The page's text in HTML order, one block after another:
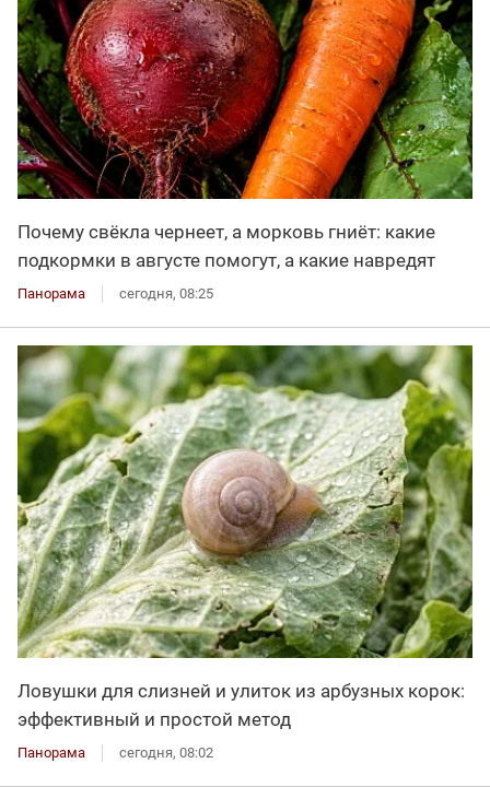
Почему свёкла чернеет, а морковь гниёт: какие
подкормки в августе помогут, а какие навредят
Панорама сегодня, 08:25
Ловушки для слизней и улиток из арбузных корок:
эффективный и простой метод
Панорама сегодня, 08:02